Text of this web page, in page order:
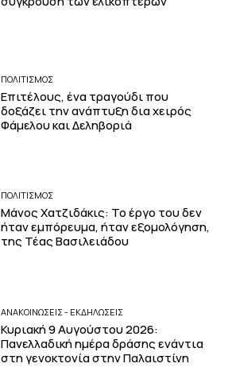
ΠΟΛΙΤΙΣΜΟΣ
Επιτέλους, ένα τραγούδι που
δοξάζει την ανάπτυξη δια χειρός
Φάμελου και Δεληβοριά
ΠΟΛΙΤΙΣΜΟΣ
Μάνος Χατζιδάκις: Το έργο του δεν
ήταν εμπόρευμα, ήταν εξομολόγηση,
της Τέας Βασιλειάδου
ΑΝΑΚΟΙΝΩΣΕΙΣ - ΕΚΔΗΛΩΣΕΙΣ
Κυριακή 9 Αυγούστου 2026:
Πανελλαδική ημέρα δράσης ενάντια
στη γενοκτονία στην Παλαιστίνη